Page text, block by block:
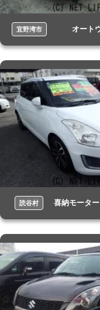
宜野湾市 オート
読谷村 喜納モータ